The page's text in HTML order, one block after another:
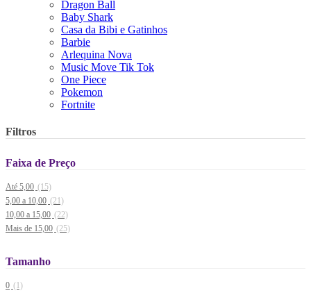
Dragon Ball
Baby Shark
Casa da Bibi e Gatinhos
Barbie
Arlequina Nova
Music Move Tik Tok
One Piece
Pokemon
Fortnite
Filtros
Faixa de Preço
Até 5,00 (15)
5,00 a 10,00 (21)
10,00 a 15,00 (22)
Mais de 15,00 (25)
Tamanho
0 (1)